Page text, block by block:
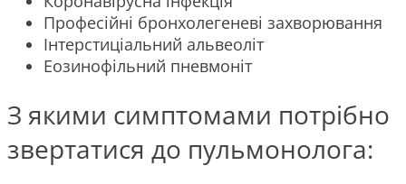
Професійні бронхолегеневі захворювання
Інтерстиціальний альвеоліт
Еозинофільний пневмоніт
З якими симптомами потрібно
звертатися до пульмонолога: